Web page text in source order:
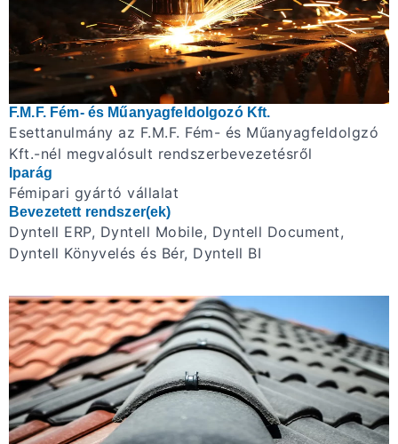
F.M.F. Fém- és Műanyagfeldolgozó Kft.
Esettanulmány az F.M.F. Fém- és Műanyagfeldolgzó
Kft.-nél megvalósult rendszerbevezetésről
Iparág
Fémipari gyártó vállalat
Bevezetett rendszer(ek)
Dyntell ERP, Dyntell Mobile, Dyntell Document,
Dyntell Könyvelés és Bér, Dyntell BI